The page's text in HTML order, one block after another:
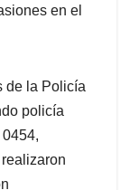
en el
de la Policía
policía